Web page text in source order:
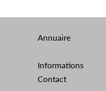
Annuaire
Informations
Contact